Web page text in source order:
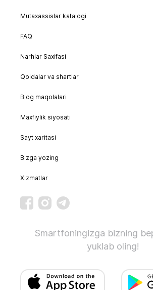
Mutaxassislar katalogi
FAQ
Narhlar Saxifasi
Qoidalar va shartlar
Blog maqolalari
Maxfiylik siyosati
Sayt xaritasi
Bizga yozing
Xizmatlar
Smartfoningizga bizning
yuklab oling!